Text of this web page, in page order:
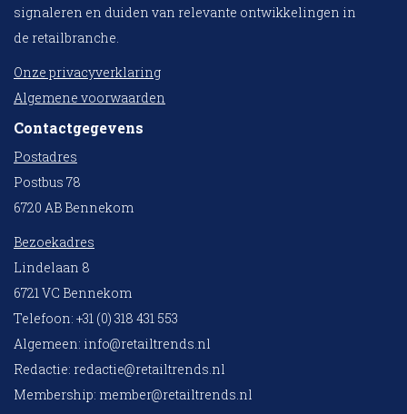
signaleren en duiden van relevante ontwikkelingen in
de retailbranche.
Onze privacyverklaring
Algemene voorwaarden
Contactgegevens
Postadres
Postbus 78
6720 AB Bennekom
Bezoekadres
Lindelaan 8
6721 VC Bennekom
Telefoon: +31 (0) 318 431 553
Algemeen: info@retailtrends.nl
Redactie: redactie@retailtrends.nl
Membership: member@retailtrends.nl